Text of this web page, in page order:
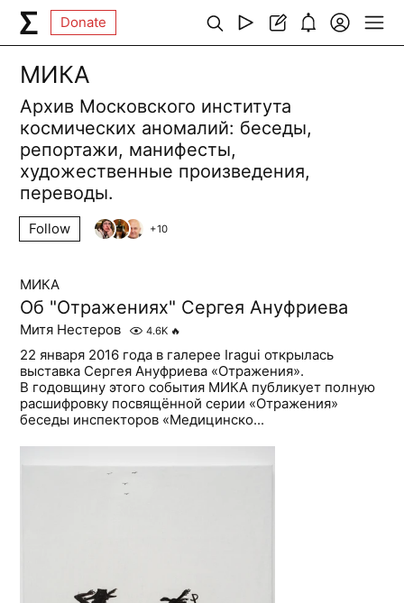
Donate
МИКА
Архив Московского института
космических аномалий: беседы,
репортажи, манифесты,
художественные произведения,
переводы.
Follow +10
МИКА
Об "Отражениях" Сергея Ануфриева
Митя Нестеров 4.6K 🔥
22 января 2016 года в галерее Iragui открылась
выставка Сергея Ануфриева «Отражения».
В годовщину этого события МИКА публикует полную
расшифровку посвящённой серии «Отражения»
беседы инспекторов «Медицинско...